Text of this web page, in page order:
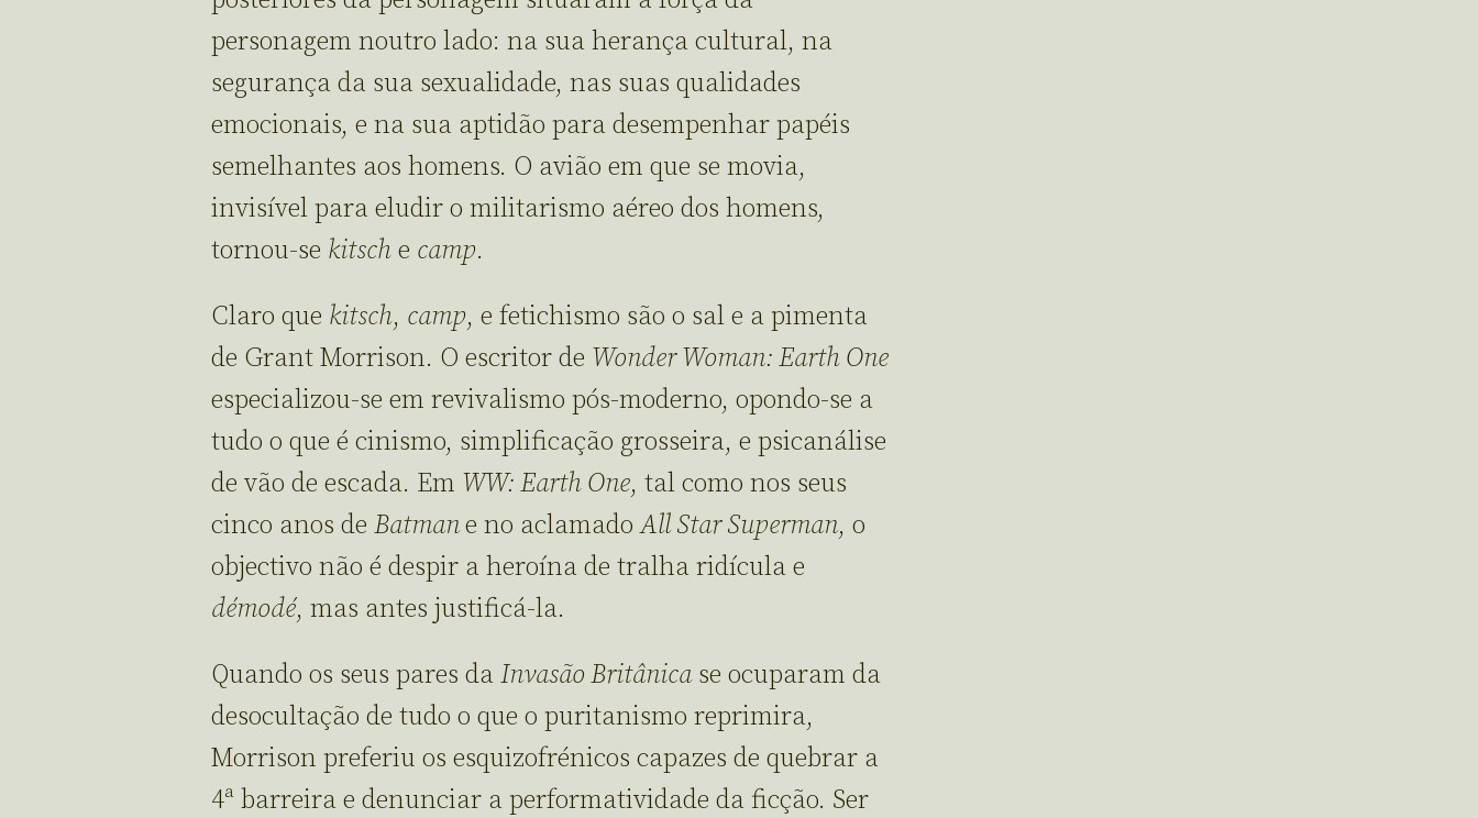
personagem noutro lado: na sua herança cultural, na
segurança da sua sexualidade, nas suas qualidades
emocionais, e na sua aptidão para desempenhar papéis
semelhantes aos homens. O avião em que se movia,
invisível para eludir o militarismo aéreo dos homens,
tornou-se kitsch e camp.
Claro que kitsch, camp, e fetichismo são o sal e a pimenta
de Grant Morrison. O escritor de Wonder Woman: Earth One
especializou-se em revivalismo pós-moderno, opondo-se a
tudo o que é cinismo, simplificação grosseira, e psicanálise
de vão de escada. Em WW: Earth One, tal como nos seus
cinco anos de Batmane no aclamadoAll Star Superman, o
objectivo não é despir a heroína de tralha ridícula e
démodé, mas antes justificá-la.
Quando os seus pares da Invasão Britânicase ocuparam da
desocultação de tudo o que o puritanismo reprimira,
Morrison preferiu os esquizofrénicos capazes de quebrar a
4ª barreira e denunciar a performatividade da ficção. Ser